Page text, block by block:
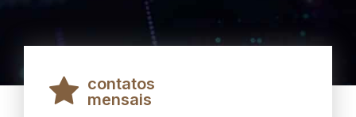
contatos
mensais